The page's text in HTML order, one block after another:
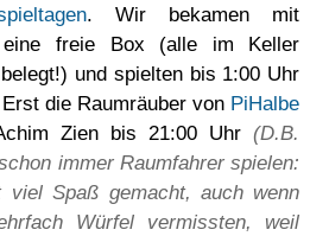
. Wir bekamen mit
eine freie Box (alle im Keller
und spielten bis 1:00 Uhr
die Raumräuber von PiHalbe
Zien bis 21:00 Uhr(D.B.
immer Raumfahrer spielen:
viel Spaß gemacht, auch wenn
Würfel vermissten, weil